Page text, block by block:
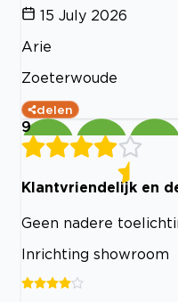
15 July 2026
Arie
Zoeterwoude
delen
9
Klantvriendelijk en
Geen nadere
Inrichting showroom